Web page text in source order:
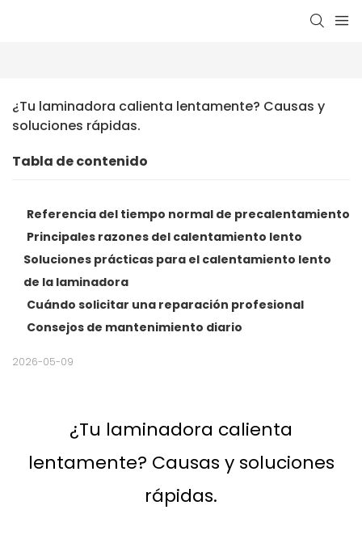
¿Tu laminadora calienta lentamente? Causas y
soluciones rápidas.
Tabla de contenido
Referencia del tiempo normal de precalentamiento
Principales razones del calentamiento lento
Soluciones prácticas para el calentamiento lento
de la laminadora
Cuándo solicitar una reparación profesional
Consejos de mantenimiento diario
2026-05-09
¿Tu laminadora calienta
lentamente? Causas y soluciones
rápidas.